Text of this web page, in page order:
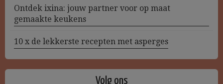
Ontdek ixina: jouw partner voor op maat
gemaakte keukens
10 x de lekkerste recepten met asperges
Volg ons